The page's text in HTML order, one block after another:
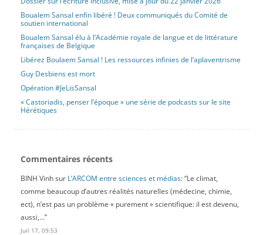
Boualem Sansal enfin libéré ! Deux communiqués du Comité de
soutien international
Boualem Sansal élu à l’Académie royale de langue et de littérature
françaises de Belgique
Libérez Boulaem Sansal ! Les ressources infinies de l’aplaventrisme
Guy Desbiens est mort
Opération #JeLisSansal
« Castoriadis, penser l’époque » une série de podcasts sur le site
Hérétiques
Commentaires récents
BINH Vinhsur L’ARCOM entre sciences et médias: “Le climat,
comme beaucoup d’autres réalités naturelles (médecine, chimie,
ect), n’est pas un problème « purement » scientifique: il est devenu,
aussi,…”
Juil 17, 09:53